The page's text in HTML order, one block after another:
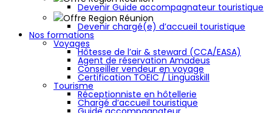
Devenir Guide accompagnateur touristique
Offre Region Réunion
Devenir chargé(e) d’accueil touristique
Nos formations
Voyages
Hôtesse de l’air & steward (CCA/EASA)
Agent de réservation Amadeus
Conseiller vendeur en voyage
Certification TOEIC / Linguaskill
Tourisme
Réceptionniste en hôtellerie
Chargé d’accueil touristique